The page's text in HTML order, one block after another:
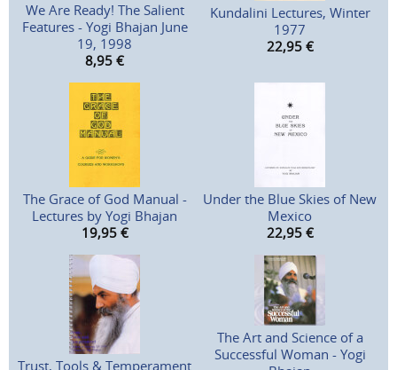
We Are Ready! The Salient
Features - Yogi Bhajan June
19, 1998
8,95 €
Kundalini Lectures, Winter
1977
22,95 €
The Grace of God Manual -
Lectures by Yogi Bhajan
19,95 €
Under the Blue Skies of New
Mexico
22,95 €
Trust, Tools & Temperament
The Art and Science of a
Successful Woman - Yogi